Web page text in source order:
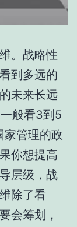
。战略性
到多远的
未来长远
般看3到5
家管理的政
你想提高
层级，战
除了看
会筹划，